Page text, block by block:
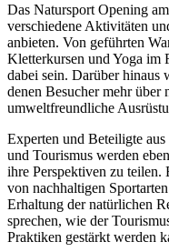
Das Natursport Opening
verschiedene Aktivitäten
anbieten. Von geführten
Kletterkursen und Yoga im
dabei sein. Darüber hinaus
denen Besucher mehr über
umweltfreundliche
Experten und Beteiligte
und Tourismus werden
ihre Perspektiven zu teilen.
von nachhaltigen
Erhaltung der natürlichen
sprechen, wie der
Praktiken gestärkt werden